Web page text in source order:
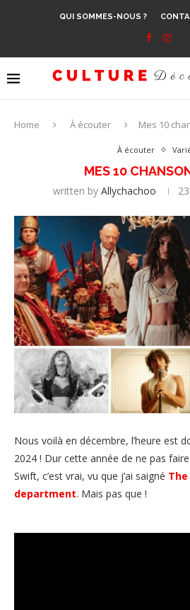
QUI SOMMES-NOUS ?
Home À écouter Mes 10
À écouter
MES 10
written by Allychachoo
Nous voilà en décembre, l’heure est
2024 ! Dur cette année de ne pas
Swift, c’est vrai, vu que j’ai saigné
department. Mais pas que !